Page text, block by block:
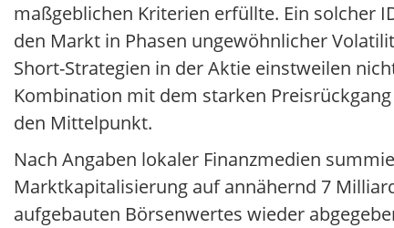
maßgeblichen Kriterien erfüllte. Ein solcher
den Markt in Phasen ungewöhnlicher
Short-Strategien in der Aktie einstweilen
Kombination mit dem starken
den Mittelpunkt.
Nach Angaben lokaler Finanzmedien
Marktkapitalisierung auf annähernd 7
aufgebauten Börsenwertes wieder